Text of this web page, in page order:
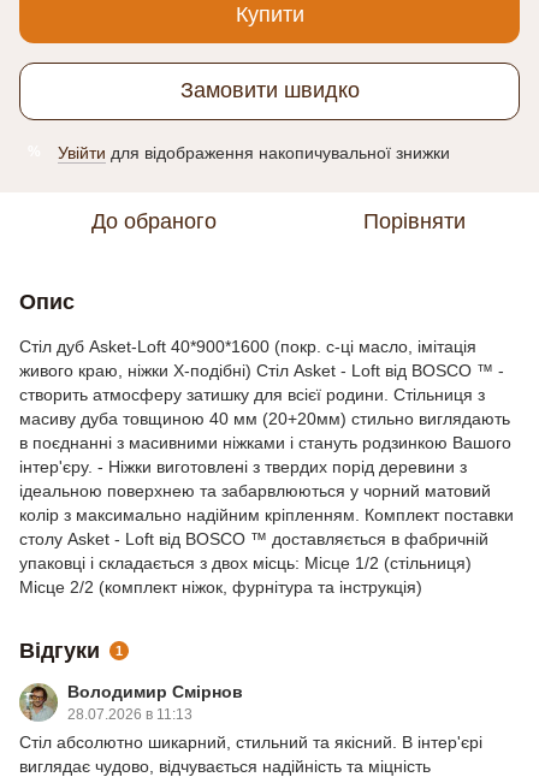
Купити
Замовити швидко
Увійти для відображення накопичувальної знижки
До обраного Порівняти
Опис
Стіл дуб Asket-Loft 40*900*1600 (покр. с-ці масло, імітація
живого краю, ніжки Х-подібні) Стіл Asket - Loft від BOSCO ™ -
створить атмосферу затишку для всієї родини. Стільниця з
масиву дуба товщиною 40 мм (20+20мм) стильно виглядають
в поєднанні з масивними ніжками і стануть родзинкою Вашого
інтер'єру. - Ніжки виготовлені з твердих порід деревини з
ідеальною поверхнею та забарвлюються у чорний матовий
колір з максимально надійним кріпленням. Комплект поставки
столу Asket - Loft від BOSCO ™ доставляється в фабричній
упаковці і складається з двох місць: Місце 1/2 (стільниця)
Місце 2/2 (комплект ніжок, фурнітура та інструкція)
Відгуки 1
Володимир Смірнов
28.07.2026 в 11:13
Стіл абсолютно шикарний, стильний та якісний. В інтер'єрі
виглядає чудово, відчувається надійність та міцність